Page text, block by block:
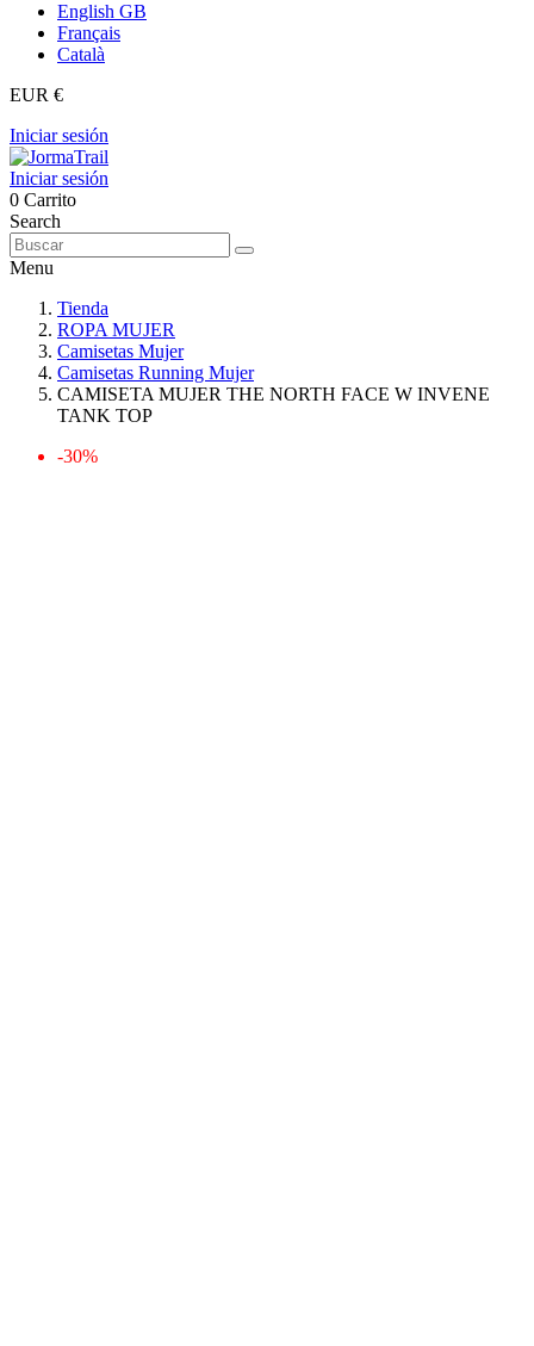
English GB
Français
Català
EUR €
Iniciar sesión
Iniciar sesión
0 Carrito
Search
Menu
Tienda
ROPA MUJER
Camisetas Mujer
Camisetas Running Mujer
CAMISETA MUJER THE NORTH FACE W INVENE
TANK TOP
-30%